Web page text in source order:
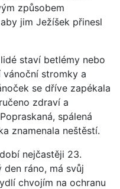
způsobem
jim Ježíšek přinesl
staví betlémy nebo
stromky a
se dříve zapékala
zdraví a
spálená
znamenala neštěstí.
nejčastěji 23.
ráno, má svůj
chvojím na ochranu